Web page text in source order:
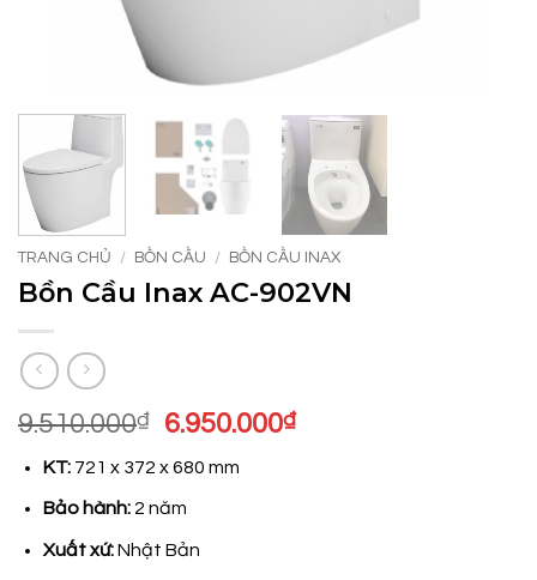
TRANG CHỦ / BỒN CẦU / BỒN CẦU INAX
Bồn Cầu Inax AC-902VN
9.510.000₫
Giá
là:
9.510.000₫.
6.950.000₫Giá
KT:721 x 372 x 680 mm
Bảo hành: 2 năm
Xuất xứ:Nhật Bản